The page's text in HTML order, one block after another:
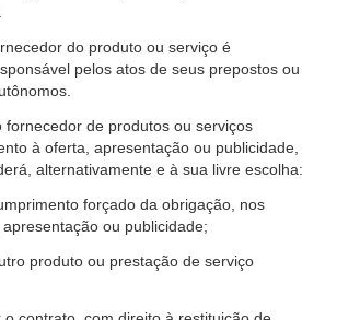
do produto ou serviço é
pelos atos de seus prepostos ou
fornecedor de produtos ou serviços
à oferta, apresentação ou publicidade,
alternativamente e à sua livre escolha:
forçado da obrigação, nos
ou publicidade;
produto ou prestação de serviço